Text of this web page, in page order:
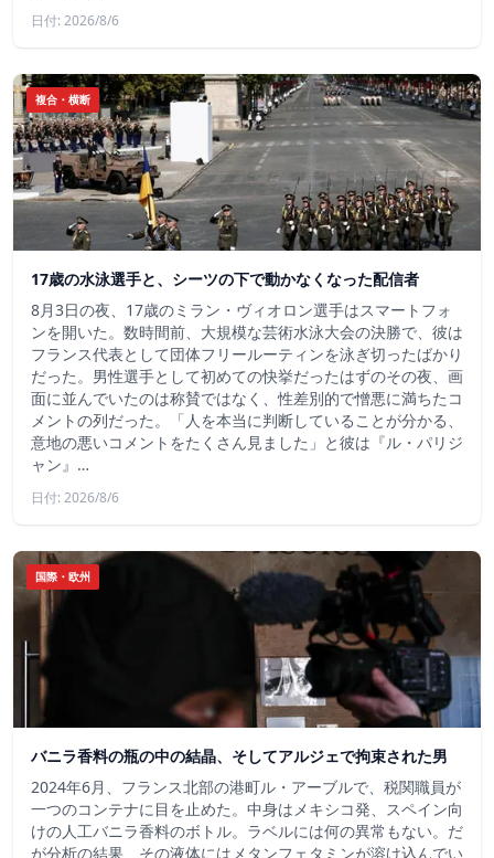
日付: 2026/8/6
複合・横断
17歳の水泳選手と、シーツの下で動かなくなった配信者
8月3日の夜、17歳のミラン・ヴィオロン選手はスマートフォ
ンを開いた。数時間前、大規模な芸術水泳大会の決勝で、彼は
フランス代表として団体フリールーティンを泳ぎ切ったばかり
だった。男性選手として初めての快挙だったはずのその夜、画
面に並んでいたのは称賛ではなく、性差別的で憎悪に満ちたコ
メントの列だった。「人を本当に判断していることが分かる、
意地の悪いコメントをたくさん見ました」と彼は『ル・パリジ
ャン』…
日付: 2026/8/6
国際・欧州
バニラ香料の瓶の中の結晶、そしてアルジェで拘束された男
2024年6月、フランス北部の港町ル・アーブルで、税関職員が
一つのコンテナに目を止めた。中身はメキシコ発、スペイン向
けの人工バニラ香料のボトル。ラベルには何の異常もない。だ
が分析の結果、その液体にはメタンフェタミンが溶け込んでい